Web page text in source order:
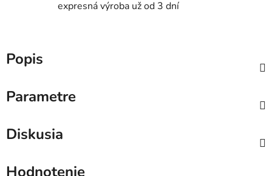
expresná výroba už od 3 dní
Popis
Parametre
Diskusia
Hodnotenie